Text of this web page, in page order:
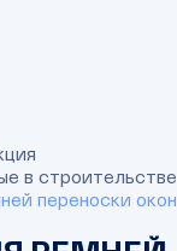
в строительстве
переноски окон